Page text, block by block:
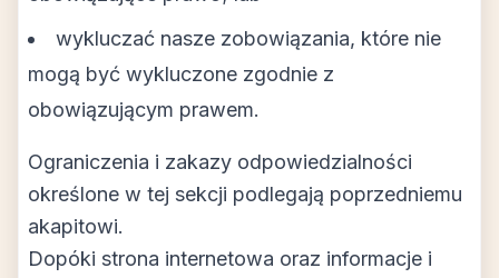
wykluczać nasze zobowiązania, które nie
mogą być wykluczone zgodnie z
obowiązującym prawem.
Ograniczenia i zakazy odpowiedzialności
określone w tej sekcji podlegają poprzedniemu
akapitowi.
Dopóki strona internetowa oraz informacje i